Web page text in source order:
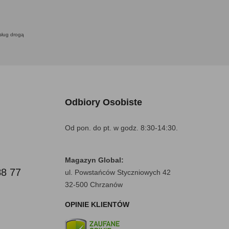
drogą
77
Odbiory Osobiste
Od pon. do pt. w godz. 8:30-14:30.
Magazyn Global:
ul. Powstańców Styczniowych 42
32-500 Chrzanów
OPINIE KLIENTÓW